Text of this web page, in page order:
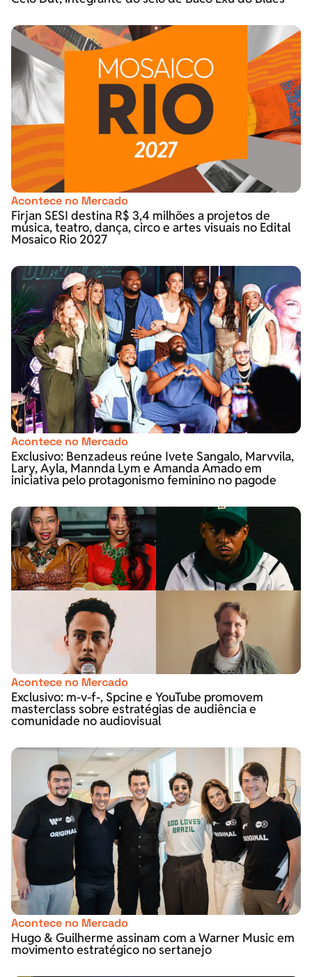
Acontece no Mercado
Firjan SESI destina R$ 3,4 milhões a projetos de
música, teatro, dança, circo e artes visuais no Edital
Mosaico Rio 2027
Acontece no Mercado
Exclusivo: Benzadeus reúne Ivete Sangalo, Marvvila,
Lary, Ayla, Mannda Lym e Amanda Amado em
iniciativa pelo protagonismo feminino no pagode
Acontece no Mercado
Exclusivo: m-v-f-, Spcine e YouTube promovem
masterclass sobre estratégias de audiência e
comunidade no audiovisual
Acontece no Mercado
Hugo & Guilherme assinam com a Warner Music em
movimento estratégico no sertanejo